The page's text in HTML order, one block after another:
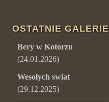
OSTATNIE GALERIE
Bery w Kotorzu
(24.01.2026)
Wesolych swiat
(29.12.2025)